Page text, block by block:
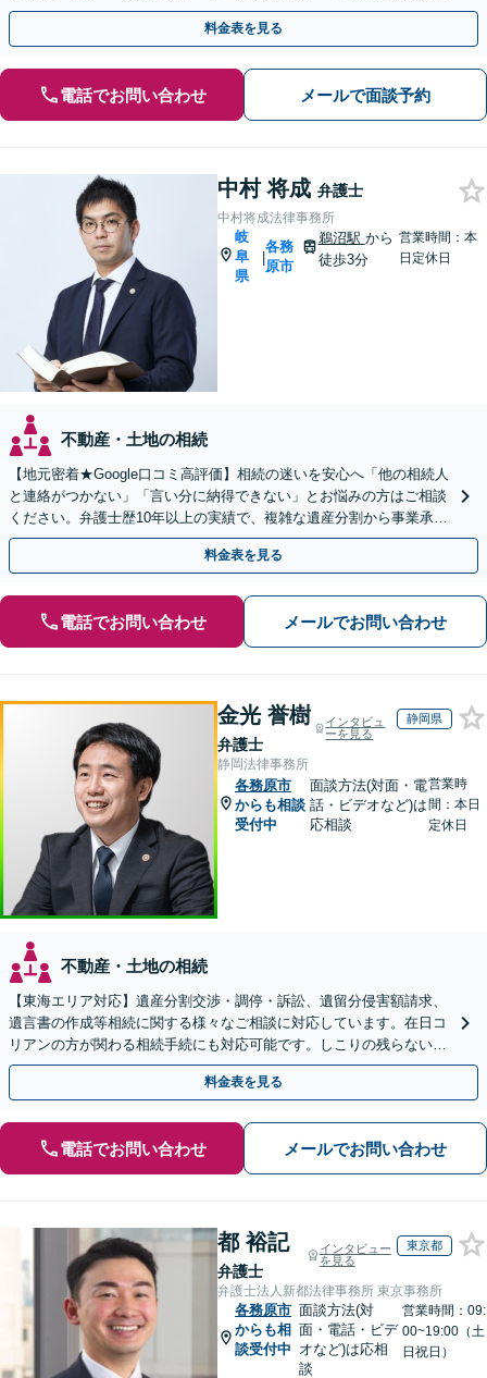
続もお任せください」【当日・夜間相談可（要相談）】
料金表を見る
電話でお問い合わせ メールで面談予約
中村 将成 弁護士
中村将成法律事務所
岐
阜
県
|
各務
原市
鵜沼駅 から
徒歩3分
営業時間：本
日定休日
不動産・土地の相続
【地元密着★Google口コミ高評価】相続の迷いを安心へ「他の相続人
と連絡がつかない」「言い分に納得できない」とお悩みの方はご相談
ください。弁護士歴10年以上の実績で、複雑な遺産分割から事業承継
まで幅広く対応【休日・夜間相談可｜駐車場あり】
料金表を見る
電話でお問い合わせ メールでお問い合わせ
金光 誉樹
弁護士
インタビュ
ーを見る
静岡県
静岡法律事務所
各務原市
からも相談
受付中
面談方法(対面・電
話・ビデオなど)は
応相談
営業時
間：本日
定休日
不動産・土地の相続
【東海エリア対応】遺産分割交渉・調停・訴訟、遺留分侵害額請求、
遺言書の作成等相続に関する様々なご相談に対応しています。在日コ
リアンの方が関わる相続手続にも対応可能です。しこりの残らない解
決を特に意識しています。
料金表を見る
電話でお問い合わせ メールでお問い合わせ
都 裕記
弁護士
インタビュー
を見る
東京都
弁護士法人新都法律事務所 東京事務所
各務原市
からも相
談受付中
面談方法(対
面・電話・ビデ
オなど)は応相
談
営業時間：09:
00~19:00（土
日祝日）